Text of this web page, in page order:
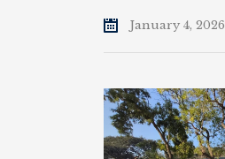
January 4, 2026